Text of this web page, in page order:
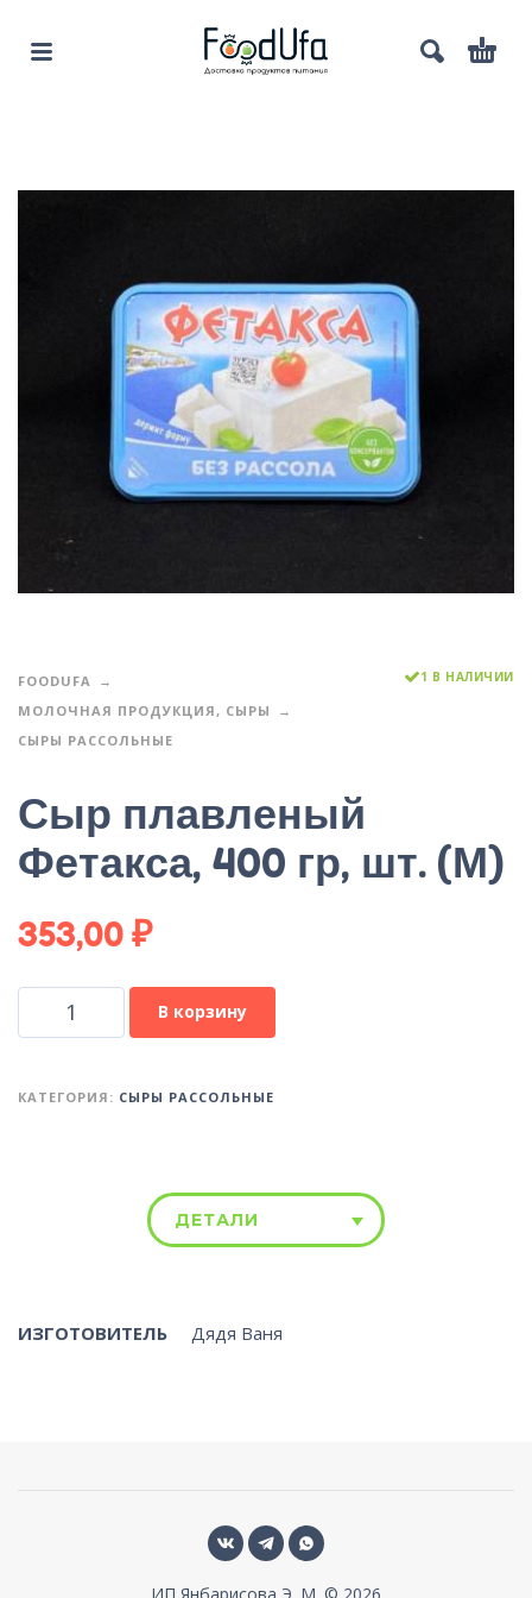
FOODUFA
МОЛОЧНАЯ ПРОДУКЦИЯ, СЫРЫ
СЫРЫ РАССОЛЬНЫЕ
1 В НАЛИЧИИ
Сыр плавленый
Фетакса, 400 гр, шт. (М)
353,00₽
В корзину
КАТЕГОРИЯ: СЫРЫ РАССОЛЬНЫЕ
ДЕТАЛИ
ИЗГОТОВИТЕЛЬ Дядя Ваня
ИП Янбарисова Э. М. © 2026